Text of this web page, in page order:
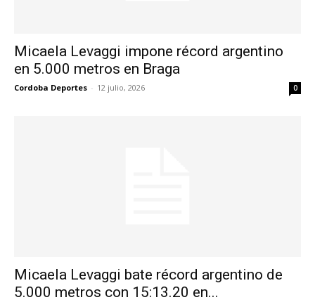
Micaela Levaggi impone récord argentino
en 5.000 metros en Braga
Cordoba Deportes - 12 julio, 2026 0
Micaela Levaggi bate récord argentino de
5.000 metros con 15:13.20 en...